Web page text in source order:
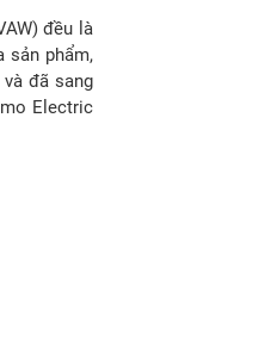
đều là
sản phẩm,
đã sang
Electric